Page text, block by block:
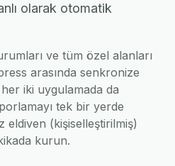
olarak otomatik
ve tüm özel alanları
arasında senkronize
iki uygulamada da
tek bir yerde
eldiven (kişiselleştirilmiş)
kurun.